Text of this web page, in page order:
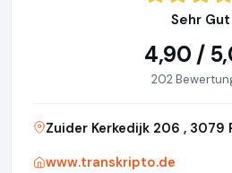
Sehr Gut
4,90 /
202
Zuider Kerkedijk 206 , 3079
www.transkripto.de